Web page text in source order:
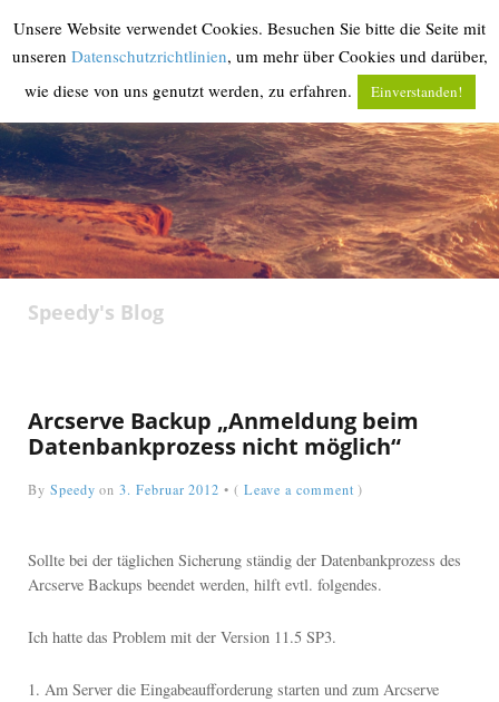
‹
return

MENU
Speedy's Blog
Arcserve Backup „Anmeldung beim
Datenbankprozess nicht möglich“
BySpeedy on3. Februar 2012 • ( Leave a comment )
Sollte bei der täglichen Sicherung ständig der Datenbankprozess des
Arcserve Backups beendet werden, hilft evtl. folgendes.
Ich hatte das Problem mit der Version 11.5 SP3.
1. Am Server die Eingabeaufforderung starten und zum Arcserve
Unsere Website verwendet Cookies. Besuchen Sie bitte die Seite mit
unseren Datenschutzrichtlinien, um mehr über Cookies und darüber,
wie diese von uns genutzt werden, zu erfahren.
Einverstanden!